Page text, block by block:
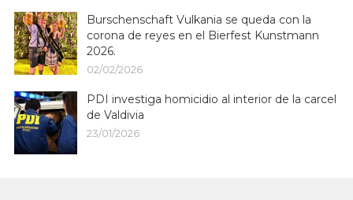
Burschenschaft Vulkania se queda con la
corona de reyes en el Bierfest Kunstmann
2026.
02/02/2026
PDI investiga homicidio al interior de la carcel
de Valdivia
23/01/2026